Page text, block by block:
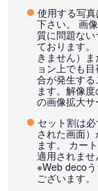
使用する写
下さい。 画
質に問題な
ております
きません）
ョン上でも
合が発生す
ます。解像
の画像拡大サ
セット割は
された画面
ます。 カー
適用されませ
※Web deco
ございます。